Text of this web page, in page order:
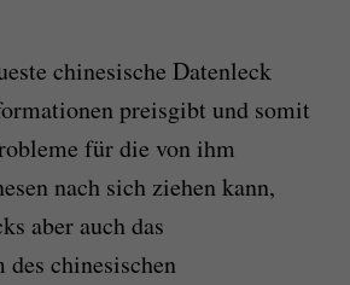
chinesische Datenleck
preisgibt und somit
für die von ihm
nach sich ziehen kann,
aber auch das
chinesischen